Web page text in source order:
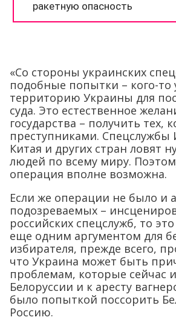
«Со стороны украинских
подобные попытки – кого-то
территорию Украины для
суда. Это естественное
государства – получить тех,
преступниками.
Китая и других стран ловят
людей по всему миру.
операция вполне возможна.
Если же операции не было и
подозреваемых –
российских спецслужб, то
еще одним аргументом для
избирателя, прежде всего,
что Украина может быть
проблемам, которые сейчас
Белоруссии и к аресту
было попыткой поссорить
Россию.